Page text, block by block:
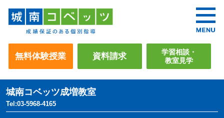
無料体験授業 資料請求
学習相談・
教室見学
城南コベッツ成増教室
Tel:03-5968-4165